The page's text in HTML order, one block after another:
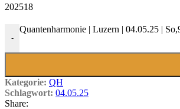
202518
-
Quantenharmonie | Luzern | 04.05.25 |
Kategorie: QH
Schlagwort: 04.05.25
Share: